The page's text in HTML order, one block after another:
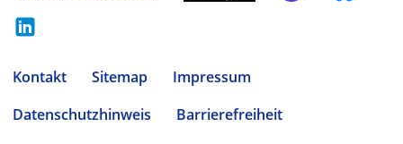
Kontakt Sitemap
Impressum
Datenschutzhinweis
Barrierefreiheit